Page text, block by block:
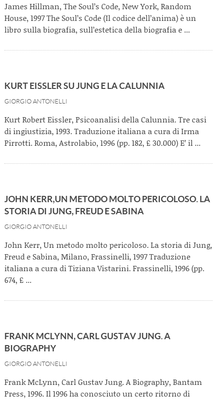
James Hillman, The Soul’s Code, New York, Random
House, 1997 The Soul’s Code (Il codice dell’anima) è un
libro sulla biografia, sull’estetica della biografia e ...
KURT EISSLER SU JUNG E LA CALUNNIA
GIORGIO ANTONELLI
Kurt Robert Eissler, Psicoanalisi della Calunnia. Tre casi
di ingiustizia, 1993. Traduzione italiana a cura di Irma
Pirrotti. Roma, Astrolabio, 1996 (pp. 182, £ 30.000) E’ il ...
JOHN KERR,UN METODO MOLTO PERICOLOSO. LA
STORIA DI JUNG, FREUD E SABINA
GIORGIO ANTONELLI
John Kerr, Un metodo molto pericoloso. La storia di Jung,
Freud e Sabina, Milano, Frassinelli, 1997 Traduzione
italiana a cura di Tiziana Vistarini. Frassinelli, 1996 (pp.
674, £ ...
FRANK MCLYNN, CARL GUSTAV JUNG. A
BIOGRAPHY
GIORGIO ANTONELLI
Frank McLynn, Carl Gustav Jung. A Biography, Bantam
Press, 1996. Il 1996 ha conosciuto un certo ritorno di